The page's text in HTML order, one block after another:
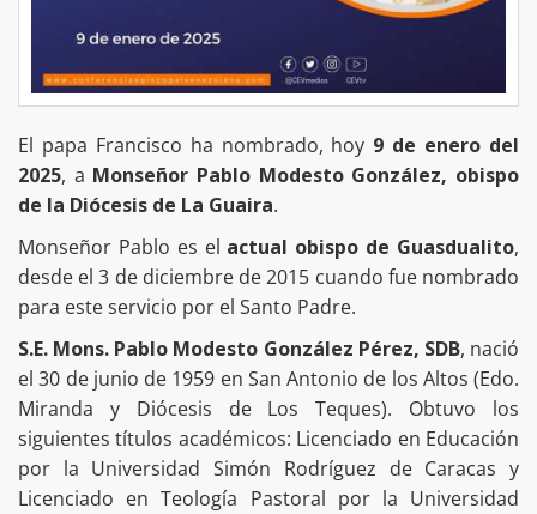
El papa Francisco ha nombrado, hoy 9 de enero del
2025, a Monseñor Pablo Modesto González, obispo
de la Diócesis de La Guaira.
Monseñor Pablo es el actual obispo de Guasdualito,
desde el 3 de diciembre de 2015 cuando fue nombrado
para este servicio por el Santo Padre.
S.E. Mons. Pablo Modesto González Pérez, SDB, nació
el 30 de junio de 1959 en San Antonio de los Altos (Edo.
Miranda y Diócesis de Los Teques). Obtuvo los
siguientes títulos académicos: Licenciado en Educación
por la Universidad Simón Rodríguez de Caracas y
Licenciado en Teología Pastoral por la Universidad